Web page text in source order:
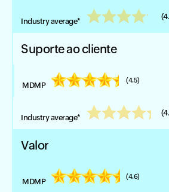
Suporte ao cliente
(4.5)
Valor
(4.6)